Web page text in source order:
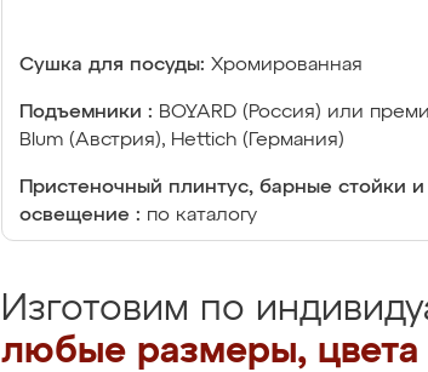
Сушка для посуды: Хромированная
Подъемники : BOYARD (Россия) или
Blum (Австрия), Hettich (Германия)
Пристеночный плинтус, барные стойки и
освещение : по каталогу
Изготовим по
любые размеры, цвета